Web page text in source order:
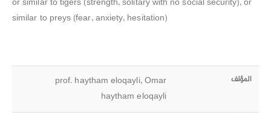
similar to preys (fear, anxiety, hesitation)
المؤلف
prof. haytham eloqayli, Omar
haytham eloqayli